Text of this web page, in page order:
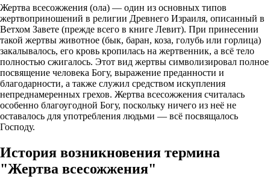
Жертва всесожжения (ола) — один из основных типов
жертвоприношений в религии Древнего Израиля, описанный в
Ветхом Завете (прежде всего в книге Левит). При принесении
такой жертвы животное (бык, баран, коза, голубь или горлица)
закалывалось, его кровь кропилась на жертвенник, а всё тело
полностью сжигалось. Этот вид жертвы символизировал полное
посвящение человека Богу, выражение преданности и
благодарности, а также служил средством искупления
непреднамеренных грехов. Жертва всесожжения считалась
особенно благоугодной Богу, поскольку ничего из неё не
оставалось для употребления людьми — всё посвящалось
Господу.
История возникновения термина
"Жертва всесожжения"